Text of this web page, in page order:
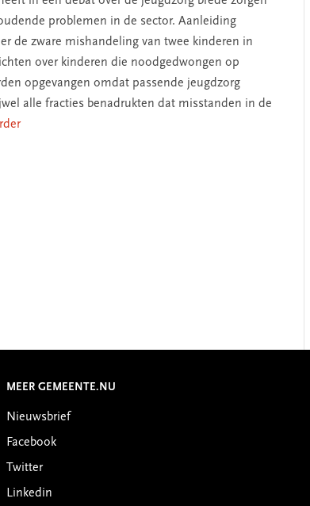
problemen in de sector. Aanleiding
de zware mishandeling van twee kinderen in
over kinderen die noodgedwongen op
opgevangen omdat passende jeugdzorg
alle fracties benadrukten dat misstanden in de
MEER GEMEENTE.NU
Nieuwsbrief
Facebook
Twitter
Linkedin